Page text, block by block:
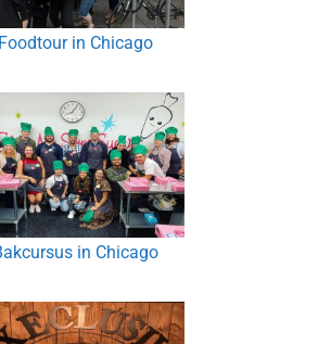
Foodtour in Chicago
in Chicago